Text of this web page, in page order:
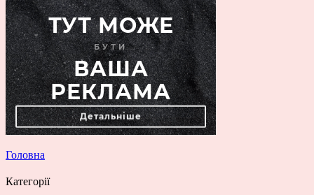
Головна
Категорії